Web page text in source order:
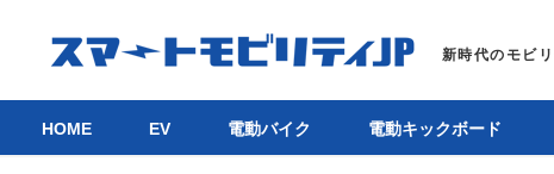
HOME EV 電動バイク 電動キックボード